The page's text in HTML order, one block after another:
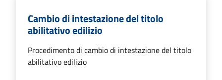
Cambio di intestazione del titolo
abilitativo edilizio
Procedimento di cambio di intestazione del titolo
abilitativo edilizio